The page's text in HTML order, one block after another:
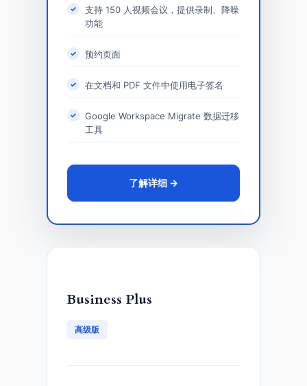
支持 150 人视频会议，提供录制、降噪
功能
预约页面
在文档和 PDF 文件中使用电子签名
Google Workspace Migrate 数据迁移
工具
了解详细 →
Business Plus
高级版